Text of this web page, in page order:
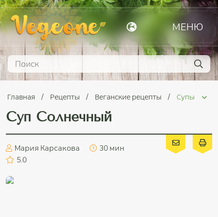
МЕНЮ
Главная Рецепты Веганские рецепты Супы
Суп Солнечный
Мария Карсакова
30 мин
5.0